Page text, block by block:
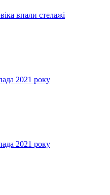
впали стелажі
2021 року
2021 року